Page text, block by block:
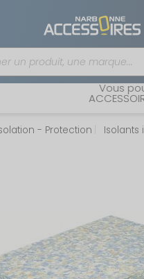
Vous
- Protection Isolants